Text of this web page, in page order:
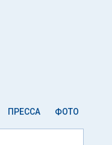
ПРЕССА ФОТО